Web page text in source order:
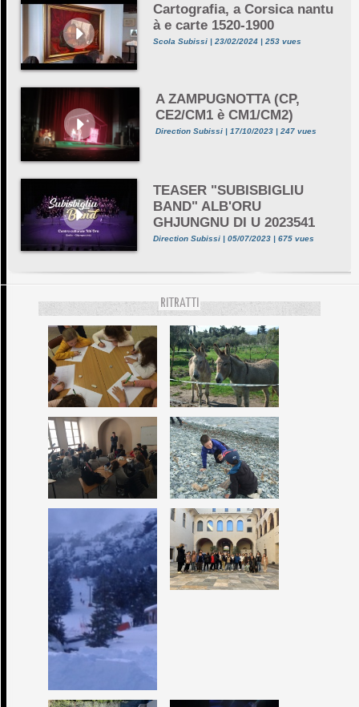
Cartografia, a Corsica nantu
à e carte 1520-1900
Scola Subissi | 23/02/2024 | 253 vues
A ZAMPUGNOTTA (CP,
CE2/CM1 è CM1/CM2)
Direction Subissi | 17/10/2023 | 247 vues
TEASER "SUBISBIGLIU
BAND" ALB'ORU
GHJUNGNU DI U 2023541
Direction Subissi | 05/07/2023 | 675 vues
RITRATTI